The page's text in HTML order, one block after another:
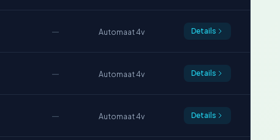
— Automaat 4v Details
— Automaat 4v Details
— Automaat 4v Details